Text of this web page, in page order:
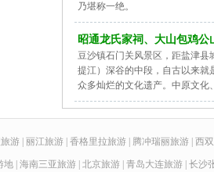
乃堪称一绝。
昭通龙氏家祠、大山包鸡
豆沙镇石门关风景区，距盐津县
提江）深谷的中段，自古以来就
众多灿烂的文化遗产。中原文化
游 丽江旅游 香格里拉旅游 腾冲瑞丽旅游 西
地 海南三亚旅游 北京旅游 青岛大连旅游 长沙